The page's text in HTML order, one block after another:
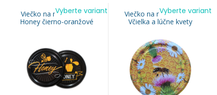
Viečko na med TO 82 -
Honey čierno-oranžové
Vyberte variant
Viečko na med TO 82 -
Včielka a lúčne kvety
Vyberte variant